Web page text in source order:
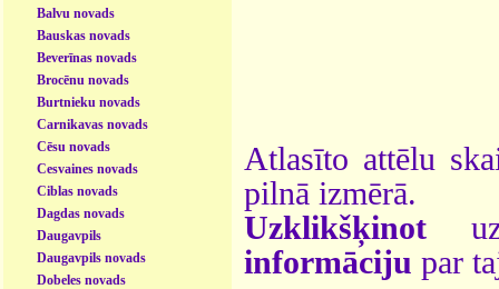
Balvu novads
Bauskas novads
Beverīnas novads
Brocēnu novads
Burtnieku novads
Carnikavas novads
Cēsu novads
Cesvaines novads
Ciblas novads
Dagdas novads
Daugavpils
Daugavpils novads
Dobeles novads
Atlasīto attēlu
pilnā izmērā.
Uzklikšķinot
informāciju par